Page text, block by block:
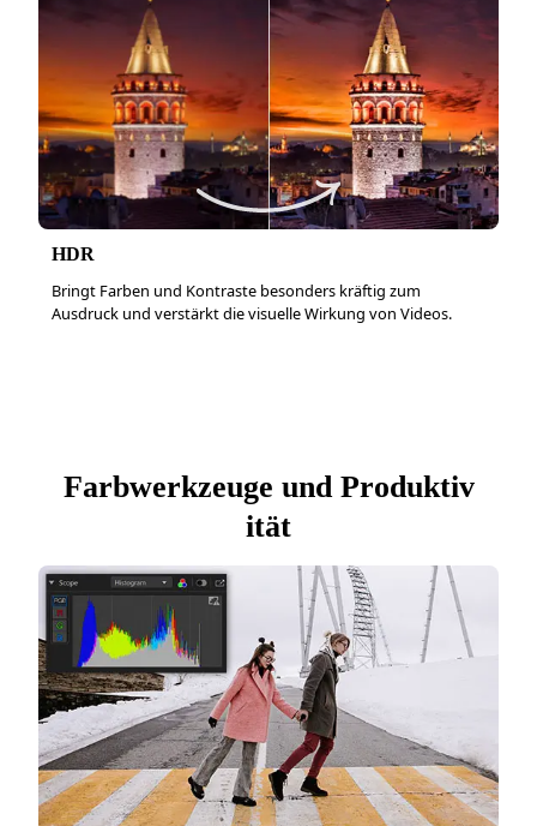
HDR
Bringt Farben und Kontraste besonders kräftig zum
Ausdruck und verstärkt die visuelle Wirkung von Videos.
Farbwerkzeuge und Produktiv
ität